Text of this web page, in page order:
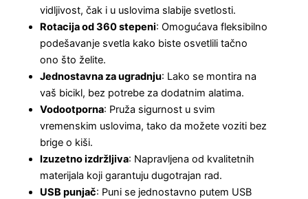
vidljivost, čak i u uslovima slabije svetlosti.
Rotacija od 360 stepeni: Omogućava fleksibilno
podešavanje svetla kako biste osvetlili tačno
ono što želite.
Jednostavna za ugradnju: Lako se montira na
vaš bicikl, bez potrebe za dodatnim alatima.
Vodootporna: Pruža sigurnost u svim
vremenskim uslovima, tako da možete voziti bez
brige o kiši.
Izuzetno izdržljiva: Napravljena od kvalitetnih
materijala koji garantuju dugotrajan rad.
USB punjač: Puni se jednostavno putem USB